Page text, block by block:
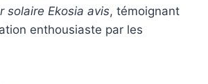
solaire Ekosia avis, témoignant
enthousiaste par les